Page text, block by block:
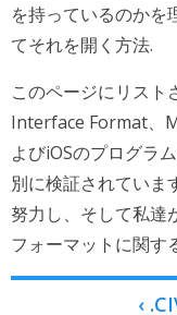
を持っているのかを
てそれを開く方法.
このページにリス
Interface Format、
よびiOSのプログラ
別に検証されていま
努力し、そして私達
フォーマットに関す
‹